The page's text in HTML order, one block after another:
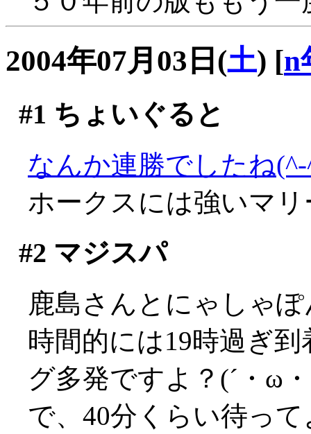
2004年07月03日(土) [n
#1 ちょいぐると
なんか連勝でしたね
ホークスには強いマ
#2 マジスパ
鹿島さんとにゃしゃ
時間的には19時過ぎ
グ多発ですよ？(´・ω
で、40分くらい待っ